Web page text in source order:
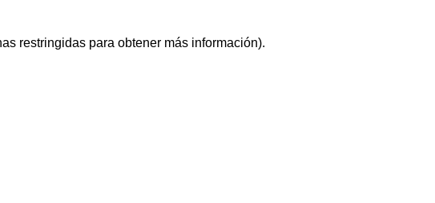
restringidas para obtener más información).